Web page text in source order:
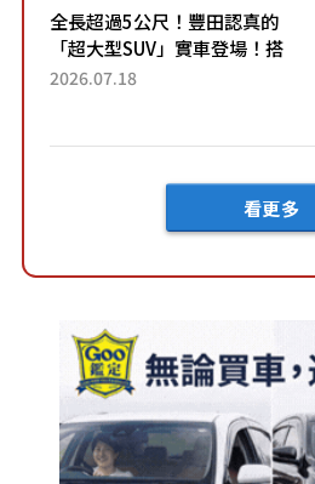
全長超過5公尺！豐田認真的
「超大型SUV」實車登場！搭
載後輪也會轉向的「四輪轉
「Mega C...
2026.07.18
看更多